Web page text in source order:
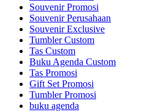
Souvenir Promosi
Souvenir Perusahaan
Souvenir Exclusive
Tumbler Custom
Tas Custom
Buku Agenda Custom
Tas Promosi
Gift Set Promosi
Tumbler Promosi
buku agenda